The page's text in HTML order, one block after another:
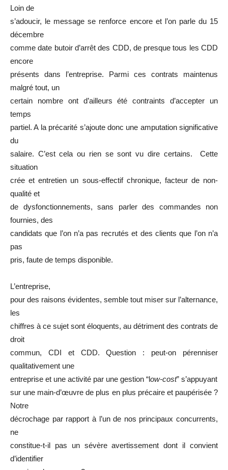
Loin de
s’adoucir, le message se renforce encore et l’on parle du 15
décembre
comme date butoir d’arrêt des CDD, de presque tous les CDD
encore
présents dans l’entreprise. Parmi ces contrats maintenus
malgré tout, un
certain nombre ont d’ailleurs été contraints d’accepter un
temps
partiel. A la précarité s’ajoute donc une amputation significative
du
salaire. C’est cela ou rien se sont vu dire certains. Cette
situation
crée et entretien un sous-effectif chronique, facteur de non-
qualité et
de dysfonctionnements, sans parler des commandes non
fournies, des
candidats que l’on n’a pas recrutés et des clients que l’on n’a
pas
pris, faute de temps disponible.
L’entreprise,
pour des raisons évidentes, semble tout miser sur l’alternance,
les
chiffres à ce sujet sont éloquents, au détriment des contrats de
droit
commun, CDI et CDD. Question : peut-on pérenniser
qualitativement une
entreprise et une activité par une gestion “low-cost” s’appuyant
sur une main-d’œuvre de plus en plus précaire et paupérisée ?
Notre
décrochage par rapport à l’un de nos principaux concurrents,
ne
constitue-t-il pas un sévère avertissement dont il convient
d’identifier